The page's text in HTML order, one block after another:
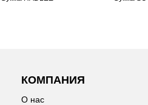
КОМПАНИЯ
О нас